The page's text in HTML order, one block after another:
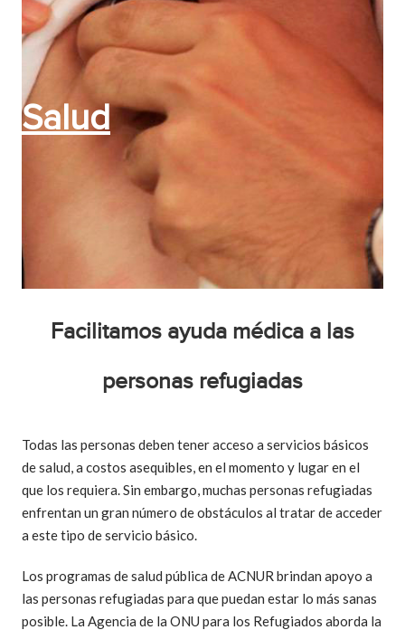
Salud
Facilitamos ayuda médica a las
personas refugiadas
Todas las personas deben tener acceso a servicios básicos
de salud, a costos asequibles, en el momento y lugar en el
que los requiera. Sin embargo, muchas personas refugiadas
enfrentan un gran número de obstáculos al tratar de acceder
a este tipo de servicio básico.
Los programas de salud pública de ACNUR brindan apoyo a
las personas refugiadas para que puedan estar lo más sanas
posible. La Agencia de la ONU para los Refugiados aborda la